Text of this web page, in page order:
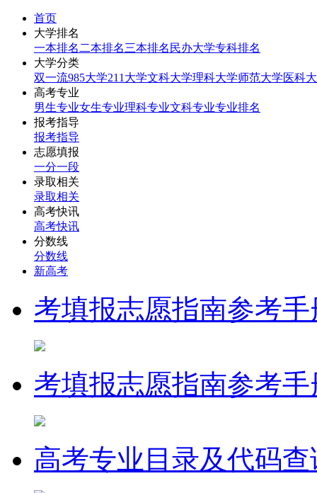
首页
大学排名
一本排名 二本排名三本排名 民办大学专科排名
大学分类
双一流985大学211大学文科大学理科大学师范大学医科
高考专业
男生专业女生专业理科专业文科专业专业排名
报考指导
报考指导
志愿填报
一分一段
录取相关
录取相关
高考快讯
高考快讯
分数线
分数线
新高考
考填报志愿指南参考
考填报志愿指南参考
高考专业目录及代码查